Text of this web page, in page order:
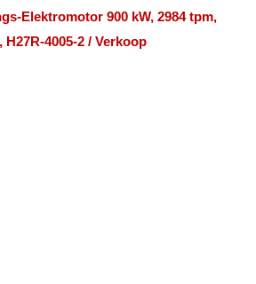
Elektromotor 900 kW, 2984 tpm,
H27R-4005-2 / Verkoop